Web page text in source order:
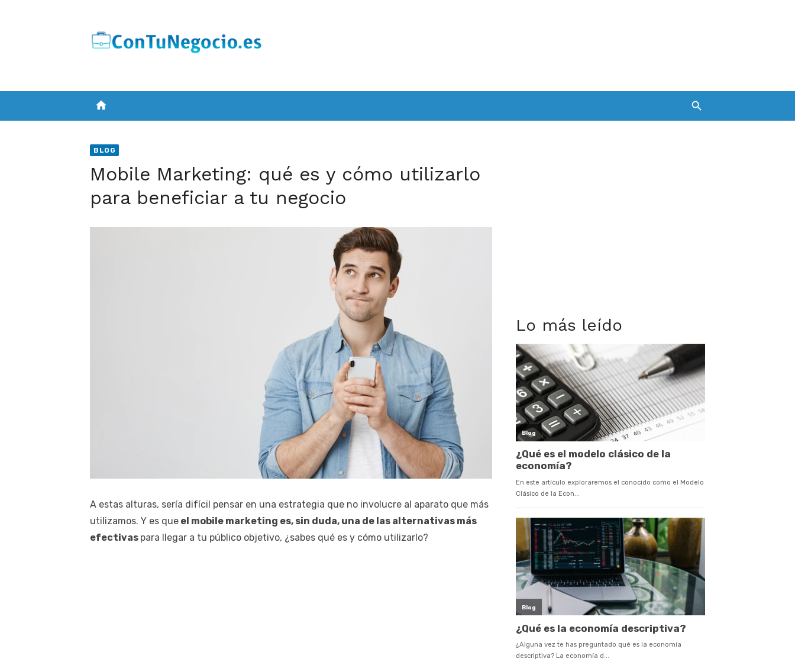
home
BLOG
Mobile Marketing: qué es y cómo utilizarlo
para beneficiar a tu negocio
A estas alturas, sería difícil pensar en una estrategia que no involucre al aparato que más
utilizamos. Y es que el mobile marketing es, sin duda, una de las alternativas más
efectivas para llegar a tu público objetivo, ¿sabes qué es y cómo utilizarlo?
Lo más leído